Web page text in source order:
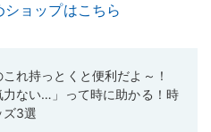
ショップはこちら
れ持っとくと便利だよ～！
力ない…」って時に助かる！時
ズ3選